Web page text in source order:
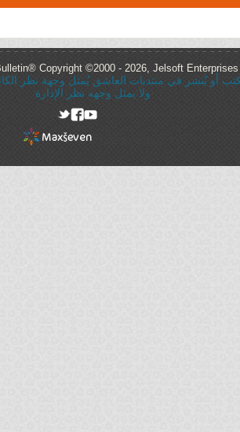
Copyright ©2000 - 2026, Jelsoft Enterprises
أو يُنشر في منتديات العاشق يُمثل وجهة نظر
ولا يمثل وجهه نظر الإدارة